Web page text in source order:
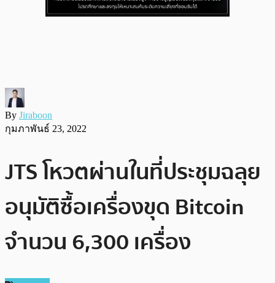
By Jiraboon
กุมภาพันธ์ 23, 2022
JTS โหวตผ่านในที่ประชุมฉลุย
อนุมัติซื้อเครื่องขุด Bitcoin
จำนวน 6,300 เครื่อง